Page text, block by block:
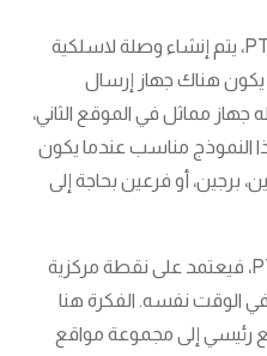
في نموذج Point-to-Point أو PTP، يتم إنشاء وصلة لاسلكية
هناك جهاز إرسال
جهاز مماثل في الموقع الثاني،
النموذج مناسب عندما يكون
برجين، أو فرعين بحاجة إلى
أما Point-to-Multipoint أو PTMP، فيعتمد على نقطة مركزية
الوقت نفسه. الفكرة هنا
رئيسي إلى مجموعة مواقع